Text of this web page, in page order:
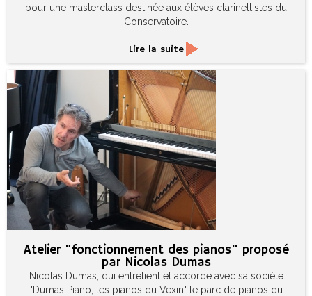
pour une masterclass destinée aux élèves clarinettistes du
Conservatoire.
Lire la suite
Atelier "fonctionnement des pianos" proposé
par Nicolas Dumas
Nicolas Dumas, qui entretient et accorde avec sa société
"Dumas Piano, les pianos du Vexin" le parc de pianos du